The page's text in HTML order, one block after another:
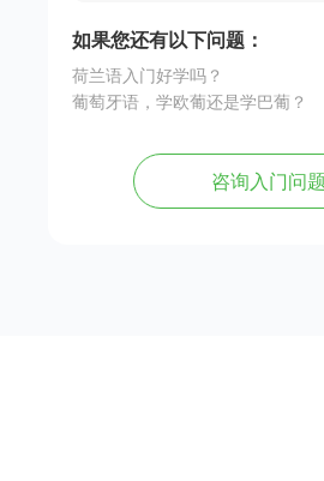
如果您还有以下问题：
荷兰语入门好学吗？
葡萄牙语，学欧葡还是学巴葡？
咨询入门问题